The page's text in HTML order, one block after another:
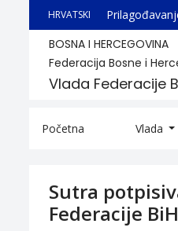
HRVATSKI
BOSNA I HERCEGOVINA
Federacija Bosne i
Vlada Federacije
Početna Vlada
Sutra
Federacije